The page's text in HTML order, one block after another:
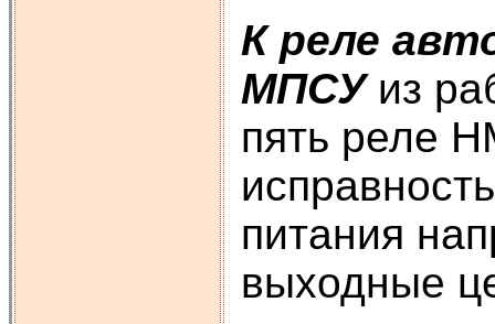
К реле
МПСУ из
пять реле
питания
выходные